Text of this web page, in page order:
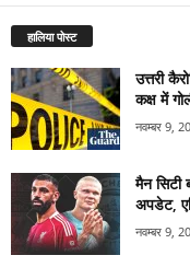
हालिया पोस्ट
उत्तरी
कक्ष में
नवम्बर 9,
मैन सिटी
अपडेट,
नवम्बर 9,